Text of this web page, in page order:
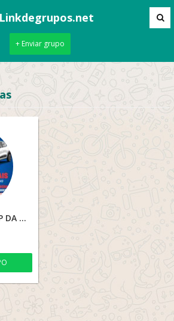
+ Enviar grupo
DPSPORTS DICAS VIP DA MIII🤑🤑